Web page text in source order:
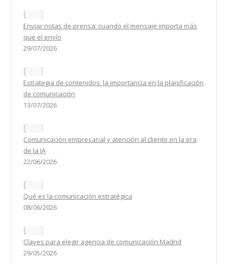
Enviar notas de prensa: cuando el mensaje importa más
que el envío
29/07/2026
Estrategia de contenidos: la importancia en la planificación
de comunicación
13/07/2026
Comunicación empresarial y atención al cliente en la era
de la IA
22/06/2026
Qué es la comunicación estratégica
08/06/2026
Claves para elegir agencia de comunicación Madrid
29/05/2026